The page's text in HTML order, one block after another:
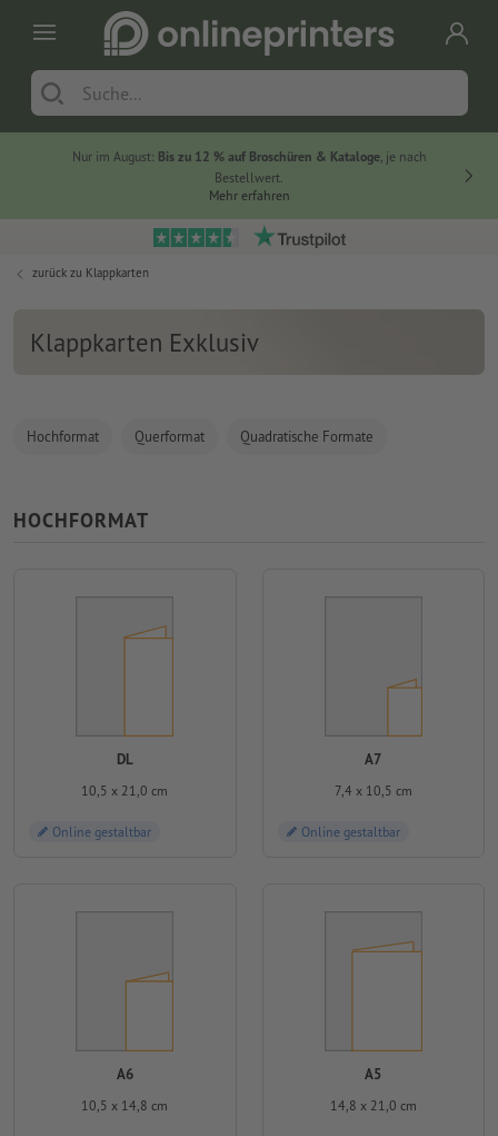
Nur im August: Bis zu 12 % auf Broschüren & Kataloge, je nach
Bestellwert.
Mehr erfahren
zurück zu Klappkarten
Klappkarten Exklusiv
Hochformat Querformat Quadratische Formate
HOCHFORMAT
DL
10,5 x 21,0 cm
Online gestaltbar
A7
7,4 x 10,5 cm
Online gestaltbar
A6
10,5 x 14,8 cm
A5
14,8 x 21,0 cm